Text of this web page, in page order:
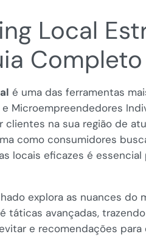
Local
é uma das ferramentas
e Microempreendedores
clientes na sua região de
como consumidores
locais eficazes é
explora as nuances do
táticas avançadas,
e recomendações